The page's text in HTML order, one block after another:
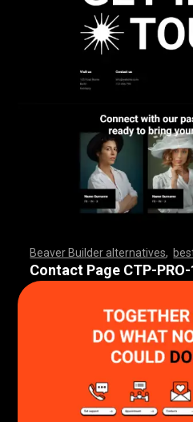
Beaver Builder alternatives
,,,,,,,,,,,,,,,,,,,,,,,,,,,,, ,,,,,
,,,,,,,,,,,,,,,
Contact Page CTP-